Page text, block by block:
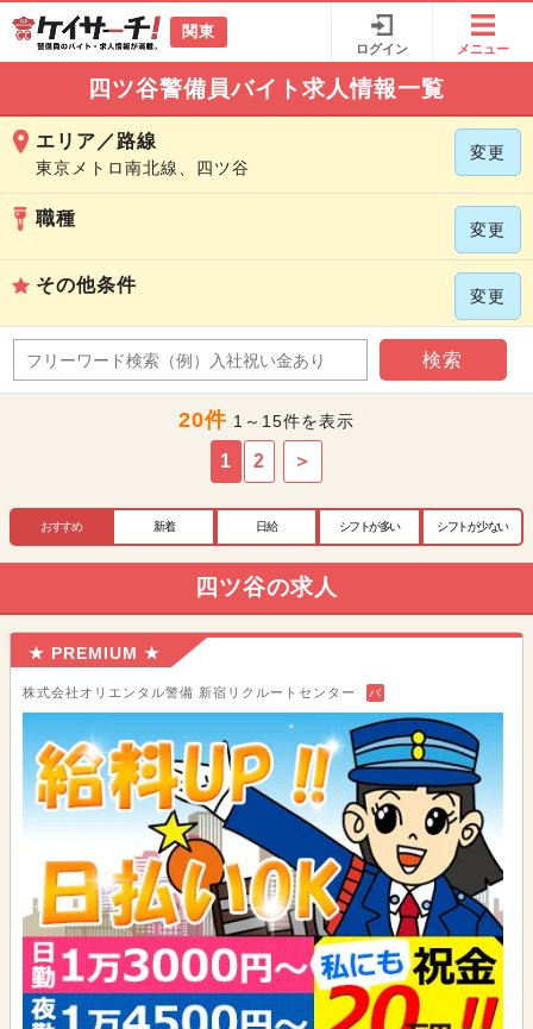
関東
ログイン メニュー
四ツ谷警備員バイト求人情報一覧
エリア／路線
東京メトロ南北線、四ツ谷
変更
職種
変更
その他条件
変更
検索
20件 1～15件を表示
1 2 ＞
おすすめ 新着 日給 シフトが多い シフトが少ない
四ツ谷の求人
★ PREMIUM ★
株式会社オリエンタル警備 新宿リクルートセンター バ